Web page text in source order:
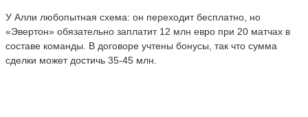
У Алли любопытная схема: он переходит бесплатно, но
«Эвертон» обязательно заплатит 12 млн евро при 20 матчах в
составе команды. В договоре учтены бонусы, так что сумма
сделки может достичь 35-45 млн.